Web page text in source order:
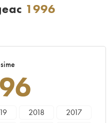
1996
2018
2017